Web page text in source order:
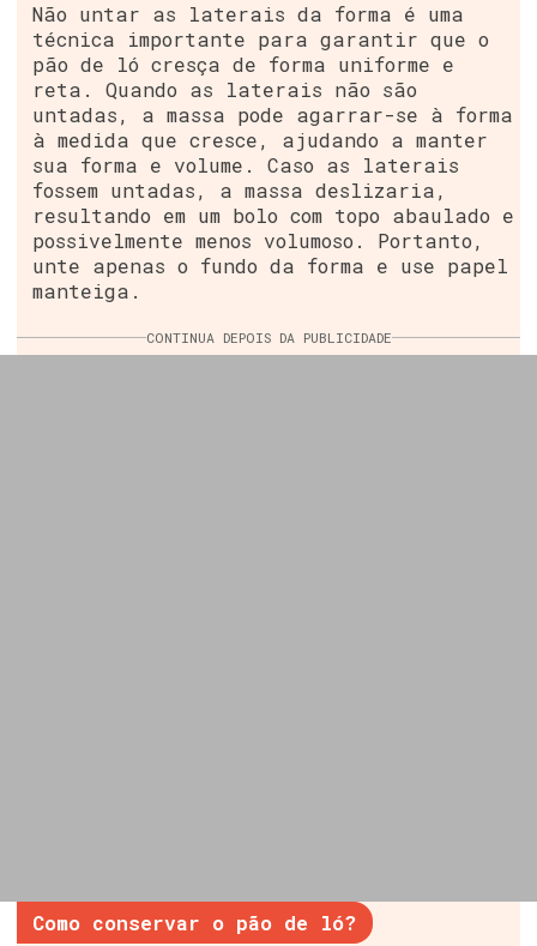
Não untar as laterais da forma é uma
técnica importante para garantir que o
pão de ló cresça de forma uniforme e
reta. Quando as laterais não são
untadas, a massa pode agarrar-se à forma
à medida que cresce, ajudando a manter
sua forma e volume. Caso as laterais
fossem untadas, a massa deslizaria,
resultando em um bolo com topo abaulado e
possivelmente menos volumoso. Portanto,
unte apenas o fundo da forma e use papel
manteiga.
CONTINUA DEPOIS DA PUBLICIDADE
Como conservar o pão de ló?